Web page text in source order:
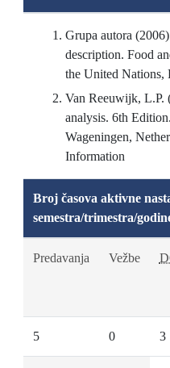
Grupa autora
description. Food
the United Nations,
Van Reeuwijk, L.P.
analysis. 6th
Wageningen,
Information
Broj časova aktivne
semestra/trimestra/
Predavanja Vežbe
5 0 3